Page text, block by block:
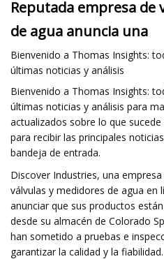
Reputada empresa de
de agua anuncia una
Bienvenido a Thomas Insights:
últimas noticias y análisis
Bienvenido a Thomas Insights:
últimas noticias y análisis para
actualizados sobre lo que
para recibir las principales
bandeja de entrada.
Discover Industries, una
válvulas y medidores de agua en
anunciar que sus productos
desde su almacén de Colorado
han sometido a pruebas e
garantizar la calidad y la fiabilidad.